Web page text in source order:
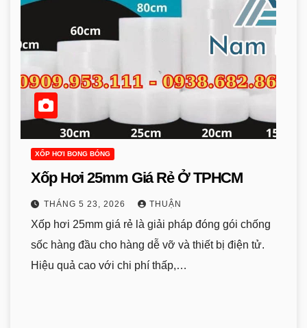
XỐP HƠI BONG BÓNG
Xốp Hơi 25mm Giá Rẻ Ở TPHCM
THÁNG 5 23, 2026 THUẬN
Xốp hơi 25mm giá rẻ là giải pháp đóng gói chống
sốc hàng đầu cho hàng dễ vỡ và thiết bị điện tử.
Hiệu quả cao với chi phí thấp,…